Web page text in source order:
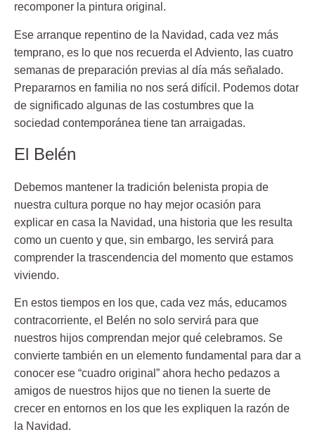
recomponer la pintura original.
Ese arranque repentino de la Navidad, cada vez más
temprano, es lo que nos recuerda el Adviento, las cuatro
semanas de preparación previas al día más señalado.
Prepararnos en familia no nos será difícil. Podemos dotar
de significado algunas de las costumbres que la
sociedad contemporánea tiene tan arraigadas.
El Belén
Debemos mantener la tradición belenista propia de
nuestra cultura porque no hay mejor ocasión para
explicar en casa la Navidad, una historia que les resulta
como un cuento y que, sin embargo, les servirá para
comprender la trascendencia del momento que estamos
viviendo.
En estos tiempos en los que, cada vez más, educamos
contracorriente, el Belén no solo servirá para que
nuestros hijos comprendan mejor qué celebramos. Se
convierte también en un elemento fundamental para dar a
conocer ese “cuadro original” ahora hecho pedazos a
amigos de nuestros hijos que no tienen la suerte de
crecer en entornos en los que les expliquen la razón de
la Navidad.